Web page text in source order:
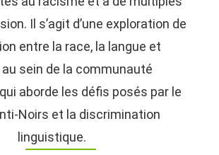
Il s’agit d’une exploration de
entre la race, la langue et
au sein de la communauté
aborde les défis posés par le
Noirs et la discrimination
linguistique.